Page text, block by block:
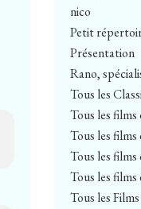
nico
Petit
Présentation
Rano,
Tous les
Tous les
Tous les
Tous les films
Tous les films
Tous les